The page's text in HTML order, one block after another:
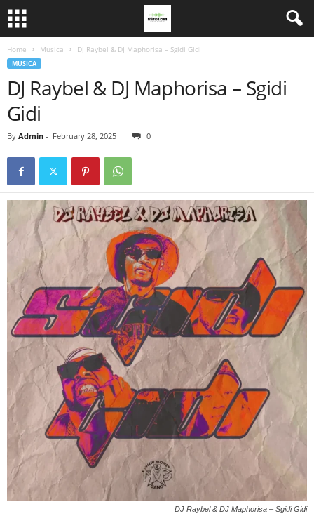
Home Musica DJ Raybel & DJ Maphorisa – Sgidi Gidi
MUSICA
DJ Raybel & DJ Maphorisa – Sgidi
Gidi
By Admin - February 28, 2025 0
DJ Raybel & DJ Maphorisa – Sgidi Gidi